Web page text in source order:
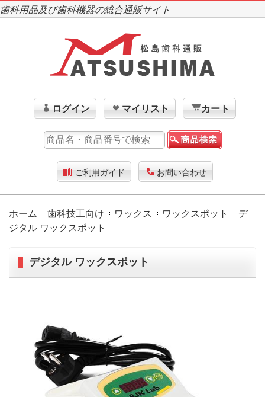
歯科用品及び歯科機器の総合通販サイト
ログイン マイリスト カート
ご利用ガイド お問い合わせ
ホーム 歯科技工向け ワックス ワックスポット
デ
ジタル ワックスポット
デジタル ワックスポット